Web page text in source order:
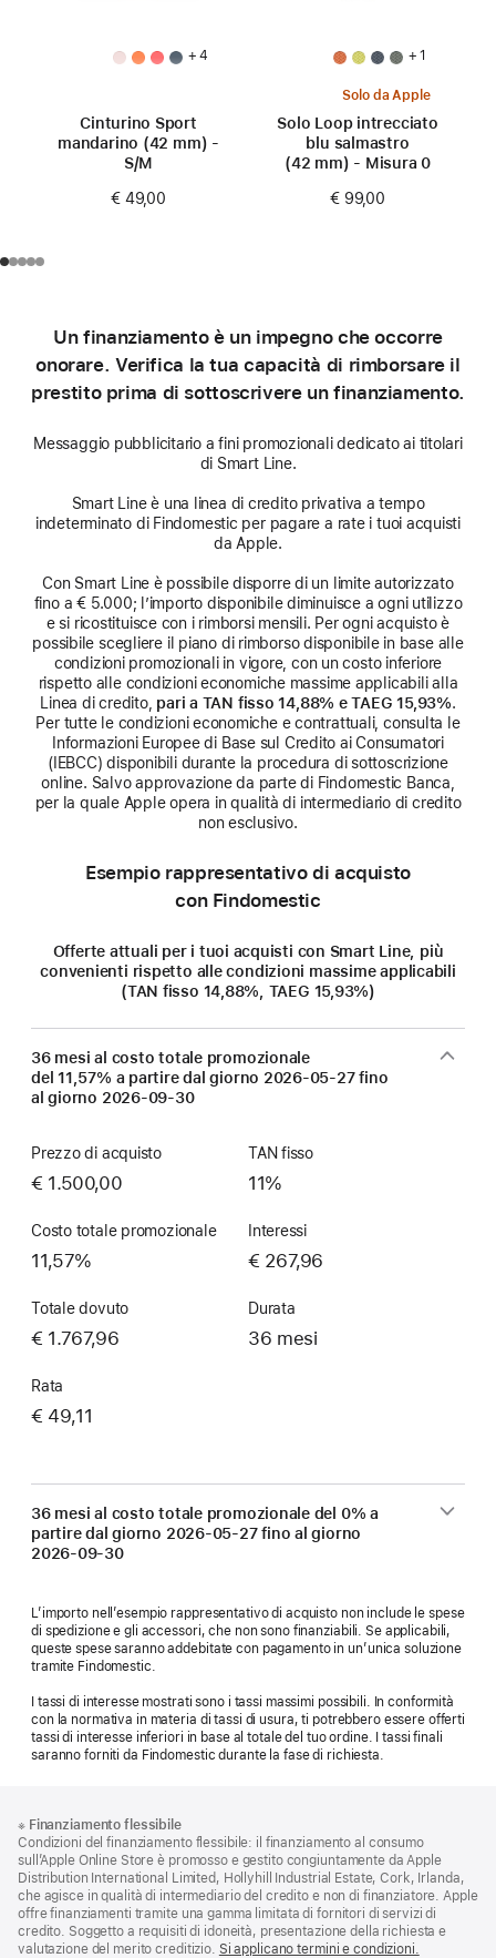
+ 4
Cinturino Sport
mandarino (42 mm) -
S/M
€ 49,00
+ 1
Solo da Apple
Solo Loop intrecciato
blu salmastro
(42 mm) - Misura 0
€ 99,00
Un finanziamento è un impegno che occorre
onorare. Verifica la tua capacità di rimborsare il
prestito prima di sottoscrivere un finanziamento.
Messaggio pubblicitario a fini promozionali dedicato ai titolari
di Smart Line.
Smart Line è una linea di credito privativa a tempo
indeterminato di Findomestic per pagare a rate i tuoi acquisti
da Apple.
Con Smart Line è possibile disporre di un limite autorizzato
fino a € 5.000; l’importo disponibile diminuisce a ogni utilizzo
e si ricostituisce con i rimborsi mensili. Per ogni acquisto è
possibile scegliere il piano di rimborso disponibile in base alle
condizioni promozionali in vigore, con un costo inferiore
rispetto alle condizioni economiche massime applicabili alla
Linea di credito, pari a TAN fisso 14,88% e TAEG 15,93%.
Per tutte le condizioni economiche e contrattuali, consulta le
Informazioni Europee di Base sul Credito ai Consumatori
(IEBCC) disponibili durante la procedura di sottoscrizione
online. Salvo approvazione da parte di Findomestic Banca,
per la quale Apple opera in qualità di intermediario di credito
non esclusivo.
Esempio rappresentativo di acquisto
con Findomestic
Offerte attuali per i tuoi acquisti con Smart Line, più
convenienti rispetto alle condizioni massime applicabili
(TAN fisso 14,88%, TAEG 15,93%)
36 mesi al costo totale promozionale
del 11,57% a partire dal giorno 2026-05-27fino
al giorno 2026-09-30
Prezzo di acquisto
€ 1.500,00
TAN fisso
11%
Costo totale promozionale
11,57%
Interessi
€ 267,96
Totale dovuto
€ 1.767,96
Durata
36 mesi
Rata
€ 49,11
36 mesi al costo totale promozionale del 0% a
partire dal giorno 2026-05-27fino al giorno
2026-09-30
L’importo nell’esempio rappresentativo di acquisto non include le spese
di spedizione e gli accessori, che non sono finanziabili. Se applicabili,
queste spese saranno addebitate con pagamento in un’unica soluzione
tramite Findomestic.
I tassi di interesse mostrati sono i tassi massimi possibili. In conformità
con la normativa in materia di tassi di usura, ti potrebbero essere offerti
tassi di interesse inferiori in base al totale del tuo ordine. I tassi finali
saranno forniti da Findomestic durante la fase di richiesta.
di
pagina
a
piè
di
pagina
※ Finanziamento flessibile
Condizioni del finanziamento flessibile: il finanziamento al consumo
sull’Apple Online Store è promosso e gestito congiuntamente da Apple
Distribution International Limited, Hollyhill Industrial Estate, Cork, Irlanda,
che agisce in qualità di intermediario del credito e non di finanziatore. Apple
offre finanziamenti tramite una gamma limitata di fornitori di servizi di
credito. Soggetto a requisiti di idoneità, presentazione della richiesta e
valutazione del merito creditizio. Si applicano termini e condizioni.